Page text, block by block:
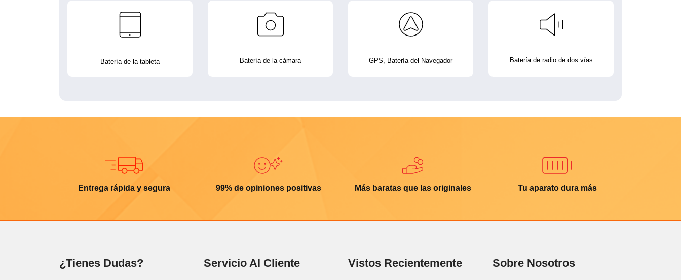
Batería de la tableta Batería de la cámara GPS, Batería del Navegador Batería de radio de dos vías
Entrega rápida y segura 99% de opiniones positivas Más baratas que las originales Tu aparato dura más
¿Tienes Dudas? Servicio Al Cliente Vistos Recientemente Sobre Nosotros